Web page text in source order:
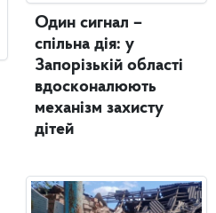
Один сигнал –
спільна дія: у
Запорізькій області
вдосконалюють
механізм захисту
дітей